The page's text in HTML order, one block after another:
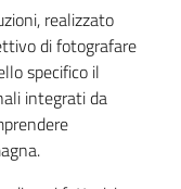
realizzato
di fotografare
specifico il
integrati da